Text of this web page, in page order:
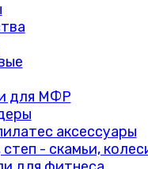
для МФР
аксессуары
- скамьи,